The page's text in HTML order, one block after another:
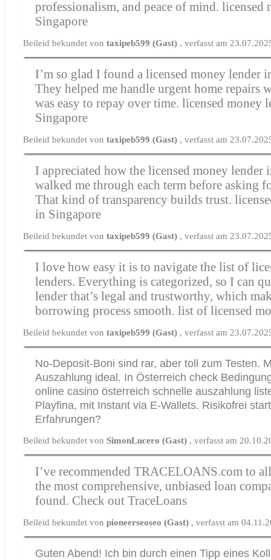
professionalism, and peace of mind.licensed
Singapore
Beileid bekundet vontaxipeb599 (Gast) , verfasst am
I’m so glad I found a licensed money lender
They helped me handle urgent home repairs
was easy to repay over time.licensed money
Singapore
Beileid bekundet vontaxipeb599 (Gast) , verfasst am
I appreciated how the licensed money lender
walked me through each term before asking
That kind of transparency builds trust.
in Singapore
Beileid bekundet vontaxipeb599 (Gast) , verfasst am
I love how easy it is to navigate the list of
lenders. Everything is categorized, so I can
lender that’s legal and trustworthy, which
borrowing process smooth.list of licensed
Beileid bekundet vontaxipeb599 (Gast) , verfasst am
No-Deposit-Boni sind rar, aber toll zum Testen.
Auszahlung ideal. In Österreich check
online casino österreich schnelle auszahlung
Playfina, mit Instant via E-Wallets. Risikofrei
Erfahrungen?
Beileid bekundet vonSimonLucero (Gast) , verfasst am
I’ve recommended TRACELOANS.com to
the most comprehensive, unbiased loan
found. Check out TraceLoans
Beileid bekundet vonpioneerseoseo (Gast) , verfasst am
Guten Abend! Ich bin durch einen Tipp eines